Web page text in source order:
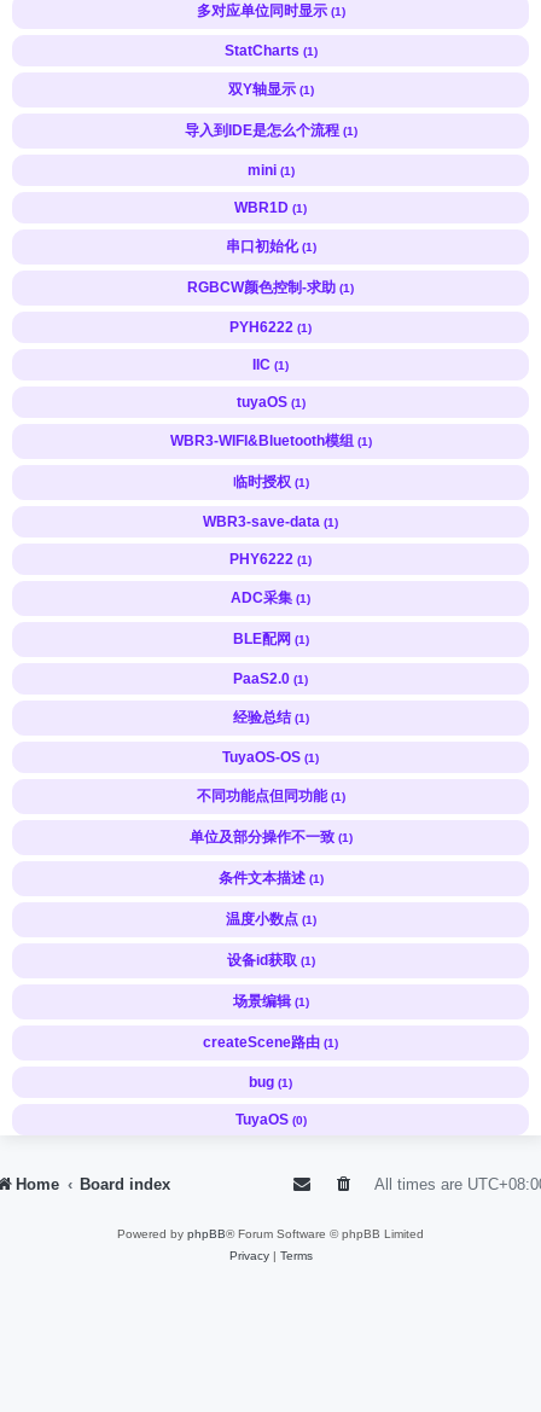
多对应单位同时显示 (1)
StatCharts (1)
双Y轴显示 (1)
导入到IDE是怎么个流程 (1)
mini (1)
WBR1D (1)
串口初始化 (1)
RGBCW颜色控制-求助 (1)
PYH6222 (1)
IIC (1)
tuyaOS (1)
WBR3-WIFI&Bluetooth模组 (1)
临时授权 (1)
WBR3-save-data (1)
PHY6222 (1)
ADC采集 (1)
BLE配网 (1)
PaaS2.0 (1)
经验总结 (1)
TuyaOS-OS (1)
不同功能点但同功能 (1)
单位及部分操作不一致 (1)
条件文本描述 (1)
温度小数点 (1)
设备id获取 (1)
场景编辑 (1)
createScene路由 (1)
bug (1)
TuyaOS (0)
Home Board index All times are
Powered by phpBB® Forum Software © phpBB Limited
Privacy| Terms